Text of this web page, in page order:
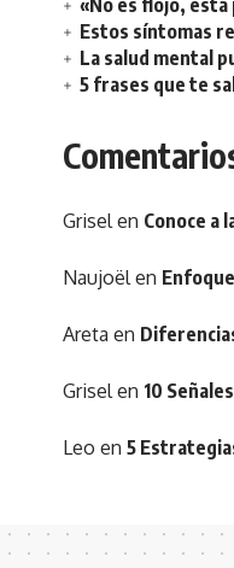
«No es flojo, está
Estos síntomas
La salud mental
5 frases que te
Griselen Conoce a
Naujoëlen
Areta en
Griselen 10
Leo en 5